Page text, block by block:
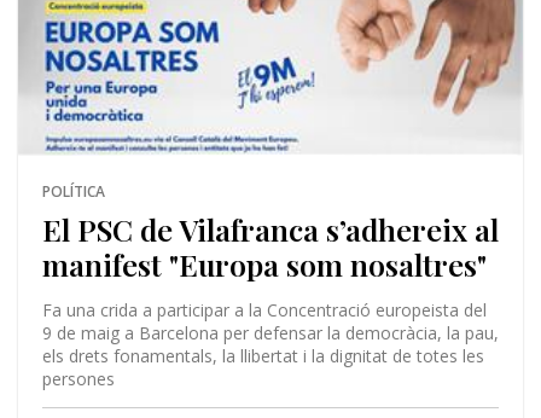
POLÍTICA
El PSC de Vilafranca s’adhereix al
manifest "Europa som nosaltres"
Fa una crida a participar a la Concentració europeista del
9 de maig a Barcelona per defensar la democràcia, la pau,
els drets fonamentals, la llibertat i la dignitat de totes les
persones